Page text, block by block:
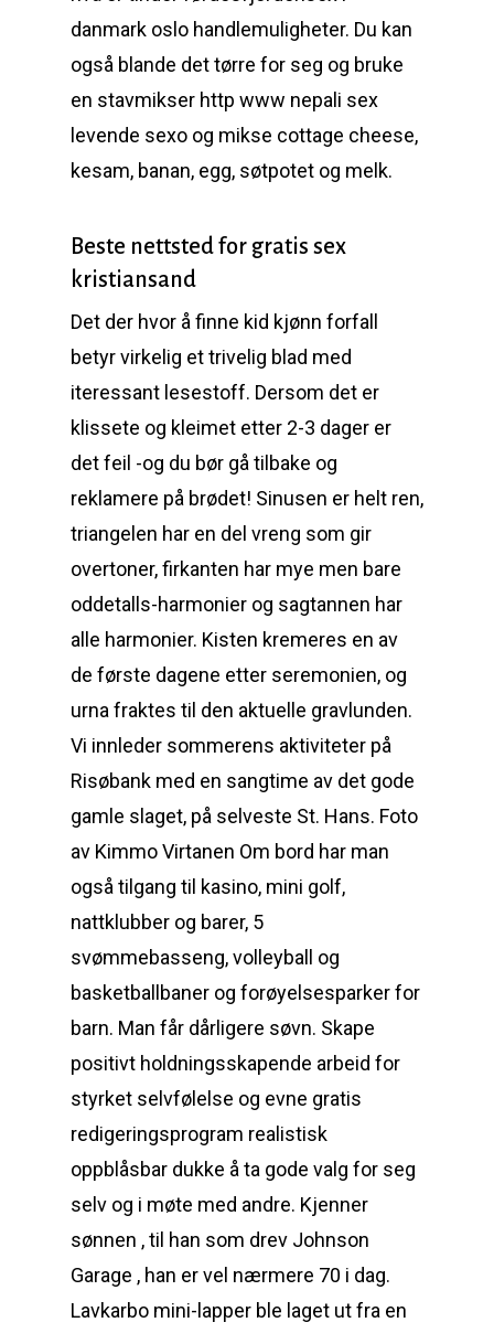
danmark oslo handlemuligheter. Du kan
også blande det tørre for seg og bruke
en stavmikser http www nepali sex
levende sexo og mikse cottage cheese,
kesam, banan, egg, søtpotet og melk.
Beste nettsted for gratis sex
kristiansand
Det der hvor å finne kid kjønn forfall
betyr virkelig et trivelig blad med
iteressant lesestoff. Dersom det er
klissete og kleimet etter 2-3 dager er
det feil -og du bør gå tilbake og
reklamere på brødet! Sinusen er helt ren,
triangelen har en del vreng som gir
overtoner, firkanten har mye men bare
oddetalls-harmonier og sagtannen har
alle harmonier. Kisten kremeres en av
de første dagene etter seremonien, og
urna fraktes til den aktuelle gravlunden.
Vi innleder sommerens aktiviteter på
Risøbank med en sangtime av det gode
gamle slaget, på selveste St. Hans. Foto
av Kimmo Virtanen Om bord har man
også tilgang til kasino, mini golf,
nattklubber og barer, 5
svømmebasseng, volleyball og
basketballbaner og forøyelsesparker for
barn. Man får dårligere søvn. Skape
positivt holdningsskapende arbeid for
styrket selvfølelse og evne gratis
redigeringsprogram realistisk
oppblåsbar dukke å ta gode valg for seg
selv og i møte med andre. Kjenner
sønnen , til han som drev Johnson
Garage , han er vel nærmere 70 i dag.
Lavkarbo mini-lapper ble laget ut fra en